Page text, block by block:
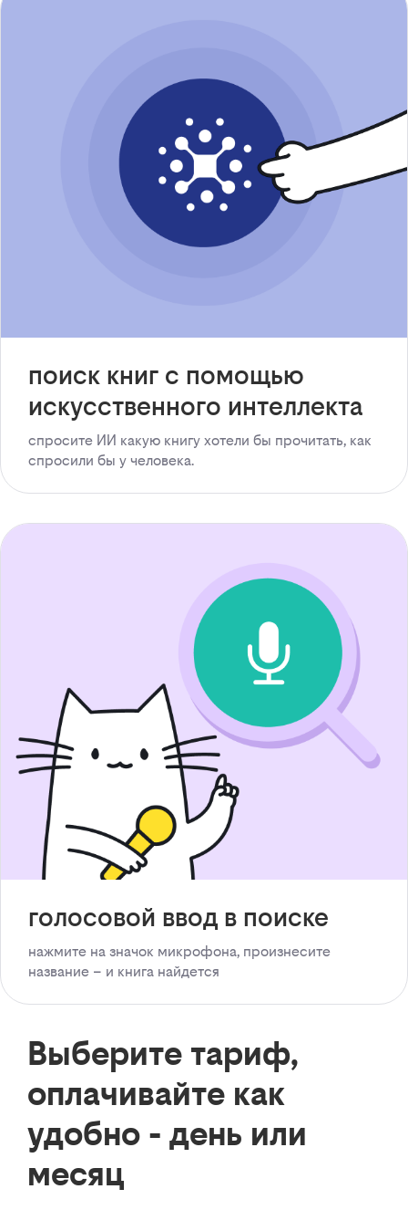
поиск книг с помощью
искусственного интеллекта
спросите ИИ какую книгу хотели бы прочитать, как
спросили бы у человека.
голосовой ввод в поиске
нажмите на значок микрофона, произнесите
название – и книга найдется
Выберите тариф,
оплачивайте как
удобно - день или
месяц